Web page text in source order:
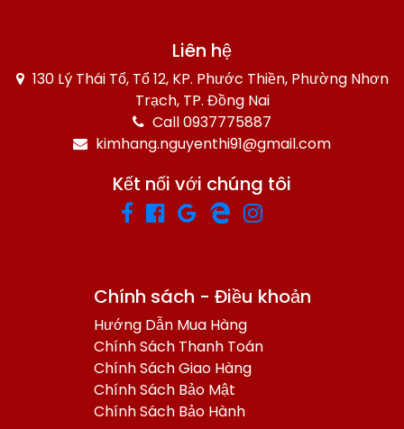
Liên hệ
130 Lý Thái Tổ, Tổ 12, KP. Phước Thiền, Phường Nhơn
Trạch, TP. Đồng Nai
Call 0937775887
kimhang.nguyenthi91@gmail.com
Kết nối với chúng tôi
Chính sách - Điều khoản
Hướng Dẫn Mua Hàng
Chính Sách Thanh Toán
Chính Sách Giao Hàng
Chính Sách Bảo Mật
Chính Sách Bảo Hành